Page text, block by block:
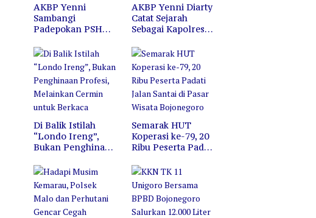
AKBP Yenni
Sambangi
Padepokan PSHT
Bojonegoro
AKBP Yenni Diarty
Catat Sejarah
Sebagai Kapolres
Perempuan
Di Balik Istilah
“Londo Ireng”,
Bukan Penghinaan
Cermin untuk
Berkaca
Semarak HUT
Koperasi ke-79, 20
Ribu Peserta Padati
Pasar Wisata
Bojonegoro